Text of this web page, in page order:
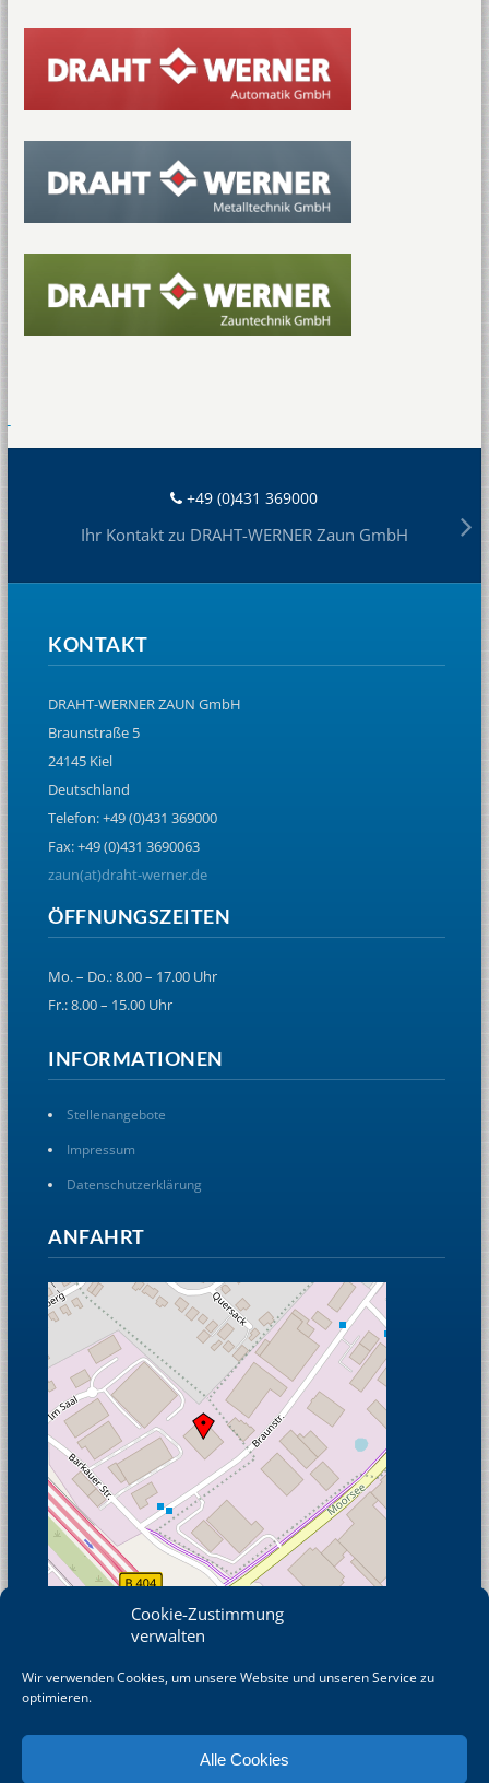
Cookie-Zustimmung
verwalten
Wir verwenden Cookies, um unsere Website und unseren Service zu
optimieren.
Alle Cookies
+49 (0)431 369000
Ihr Kontakt zu DRAHT-WERNER Zaun GmbH
KONTAKT
DRAHT-WERNER ZAUN GmbH
Braunstraße 5
24145 Kiel
Deutschland
Telefon: +49 (0)431 369000
Fax: +49 (0)431 3690063
zaun(at)draht-werner.de
ÖFFNUNGSZEITEN
Mo. – Do.: 8.00 – 17.00 Uhr
Fr.: 8.00 – 15.00 Uhr
INFORMATIONEN
Stellenangebote
Impressum
Datenschutzerklärung
ANFAHRT
© OpenStreetMap